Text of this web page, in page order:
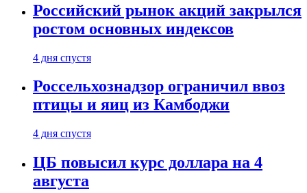
Российский рынок акций закрылся
ростом основных индексов
4 дня спустя
Россельхознадзор ограничил ввоз
птицы и яиц из Камбоджи
4 дня спустя
ЦБ повысил курс доллара на 4
августа